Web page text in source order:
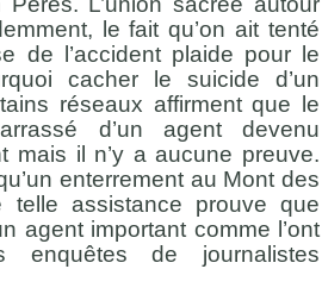
le fait qu’on ait tenté
de l’accident plaide pour le
cacher le suicide d’un
réseaux affirment que le
d’un agent devenu
mais il n’y a aucune preuve.
enterrement au Mont des
telle assistance prouve que
agent important comme l’ont
enquêtes de journalistes